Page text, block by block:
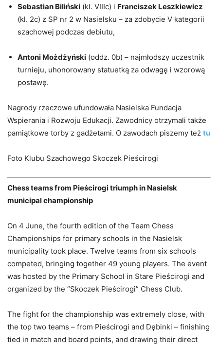
Sebastian Biliński (kl. VIIIc) i Franciszek Leszkiewicz
(kl. 2c) z SP nr 2 w Nasielsku – za zdobycie V kategorii
szachowej podczas debiutu,
Antoni Możdżyński (oddz. 0b) – najmłodszy uczestnik
turnieju, uhonorowany statuetką za odwagę i wzorową
postawę.
Nagrody rzeczowe ufundowała Nasielska Fundacja
Wspierania i Rozwoju Edukacji. Zawodnicy otrzymali także
pamiątkowe torby z gadżetami. O zawodach piszemy też tu
Foto Klubu Szachowego Skoczek Pieścirogi
Chess teams from Pieścirogi triumph in Nasielsk
municipal championship
On 4 June, the fourth edition of the Team Chess
Championships for primary schools in the Nasielsk
municipality took place. Twelve teams from six schools
competed, bringing together 49 young players. The event
was hosted by the Primary School in Stare Pieścirogi and
organized by the “Skoczek Pieścirogi” Chess Club.
The fight for the championship was extremely close, with
the top two teams – from Pieścirogi and Dębinki – finishing
tied in match and board points, and drawing their direct